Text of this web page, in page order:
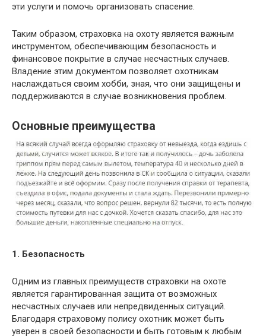
эти услуги и помочь организовать спасение.
Таким образом, страховка на охоту является важным
инструментом, обеспечивающим безопасность и
финансовое покрытие в случае несчастных случаев.
Владение этим документом позволяет охотникам
наслаждаться своим хобби, зная, что они защищены и
поддерживаются в случае возникновения проблем.
Основные преимущества
1. Безопасность
Одним из главных преимуществ страховки на охоте
является гарантированная защита от возможных
несчастных случаев или непредвиденных ситуаций.
Благодаря страховому полису охотник может быть
уверен в своей безопасности и быть готовым к любым